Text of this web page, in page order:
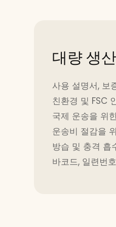
대량 생
사용 설명서, 보
친환경 및 FSC
국제 운송을 위
운송비 절감을
방습 및 충격 흡
바코드, 일련번